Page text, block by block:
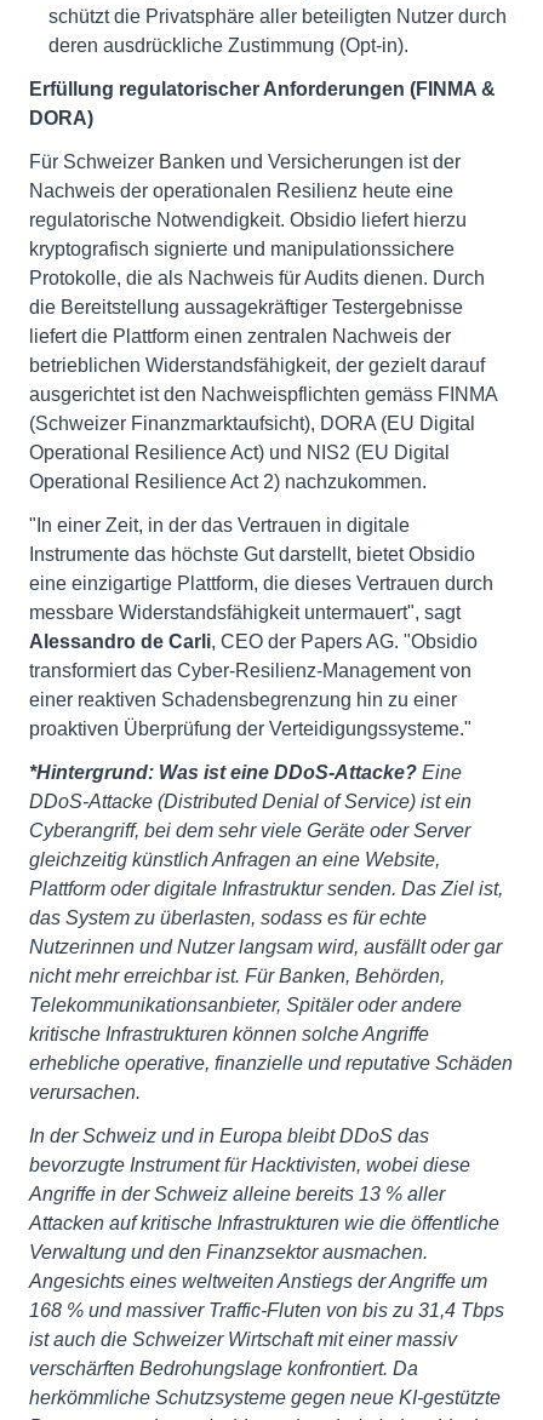
schützt die Privatsphäre aller beteiligten Nutzer durch
deren ausdrückliche Zustimmung (Opt-in).
Erfüllung regulatorischer Anforderungen (FINMA &
DORA)
Für Schweizer Banken und Versicherungen ist der
Nachweis der operationalen Resilienz heute eine
regulatorische Notwendigkeit. Obsidio liefert hierzu
kryptografisch signierte und manipulationssichere
Protokolle, die als Nachweis für Audits dienen. Durch
die Bereitstellung aussagekräftiger Testergebnisse
liefert die Plattform einen zentralen Nachweis der
betrieblichen Widerstandsfähigkeit, der gezielt darauf
ausgerichtet ist den Nachweispflichten gemäss FINMA
(Schweizer Finanzmarktaufsicht), DORA (EU Digital
Operational Resilience Act) und NIS2 (EU Digital
Operational Resilience Act 2) nachzukommen.
"In einer Zeit, in der das Vertrauen in digitale
Instrumente das höchste Gut darstellt, bietet Obsidio
eine einzigartige Plattform, die dieses Vertrauen durch
messbare Widerstandsfähigkeit untermauert", sagt
Alessandro de Carli, CEO der Papers AG. "Obsidio
transformiert das Cyber-Resilienz-Management von
einer reaktiven Schadensbegrenzung hin zu einer
proaktiven Überprüfung der Verteidigungssysteme."
*Hintergrund: Was ist eine DDoS-Attacke? Eine
DDoS-Attacke (Distributed Denial of Service) ist ein
Cyberangriff, bei dem sehr viele Geräte oder Server
gleichzeitig künstlich Anfragen an eine Website,
Plattform oder digitale Infrastruktur senden. Das Ziel ist,
das System zu überlasten, sodass es für echte
Nutzerinnen und Nutzer langsam wird, ausfällt oder gar
nicht mehr erreichbar ist. Für Banken, Behörden,
Telekommunikationsanbieter, Spitäler oder andere
kritische Infrastrukturen können solche Angriffe
erhebliche operative, finanzielle und reputative Schäden
verursachen.
In der Schweiz und in Europa bleibt DDoS das
bevorzugte Instrument für Hacktivisten, wobei diese
Angriffe in der Schweiz alleine bereits 13 % aller
Attacken auf kritische Infrastrukturen wie die öffentliche
Verwaltung und den Finanzsektor ausmachen.
Angesichts eines weltweiten Anstiegs der Angriffe um
168 % und massiver Traffic-Fluten von bis zu 31,4 Tbps
ist auch die Schweizer Wirtschaft mit einer massiv
verschärften Bedrohungslage konfrontiert. Da
herkömmliche Schutzsysteme gegen neue KI-gestützte